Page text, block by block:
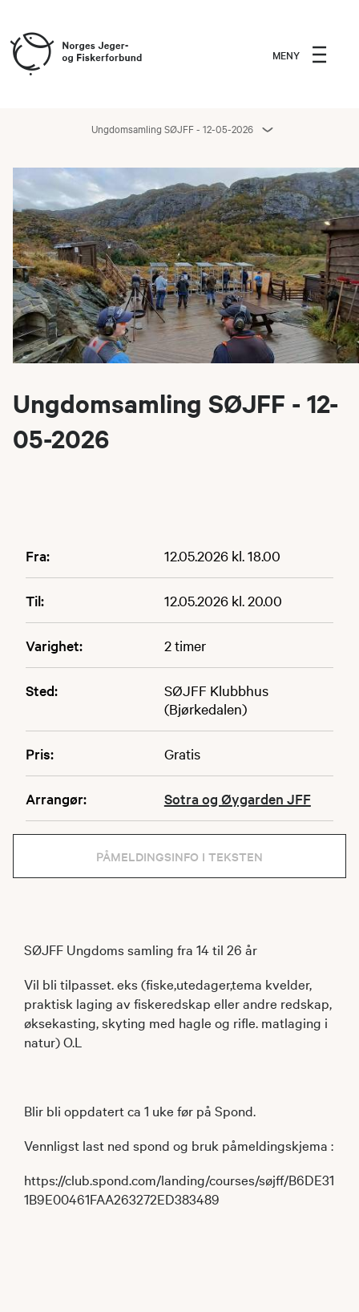
MENY
Ungdomsamling SØJFF - 12-05-2026
Ungdomsamling SØJFF - 12-
05-2026
Fra: 12.05.2026 kl. 18.00
Til: 12.05.2026 kl. 20.00
Varighet: 2 timer
Sted:
SØJFF Klubbhus
(Bjørkedalen)
Pris: Gratis
Arrangør: Sotra og Øygarden JFF
PÅMELDINGSINFO I TEKSTEN
SØJFF Ungdoms samling fra 14 til 26 år
Vil bli tilpasset. eks (fiske,utedager,tema kvelder,
praktisk laging av fiskeredskap eller andre redskap,
øksekasting, skyting med hagle og rifle. matlaging i
natur) O.L
Blir bli oppdatert ca 1 uke før på Spond.
Vennligst last ned spond og bruk påmeldingskjema :
https://club.spond.com/landing/courses/søjff/B6DE31
1B9E00461FAA263272ED383489